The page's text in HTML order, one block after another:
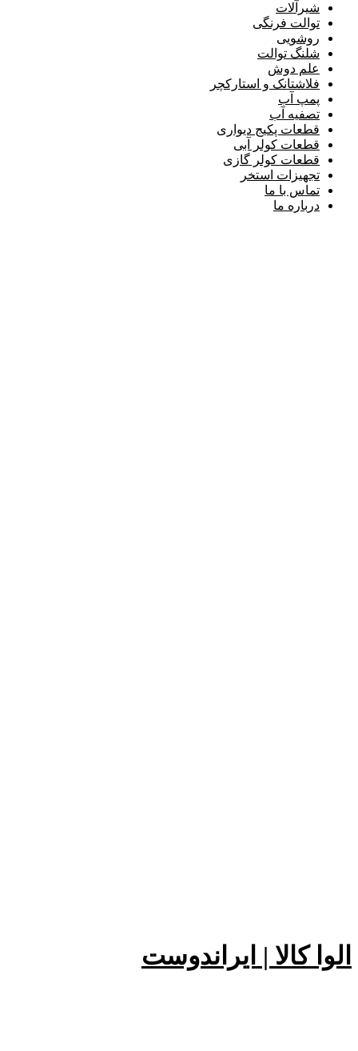
شیرآلات
توالت فرنگی
روشویی
شلنگ توالت
علم دوش
فلاشتانک و استارکچر
پمپ آب
تصفیه آب
قطعات پکیج دیواری
قطعات کولر آبی
قطعات کولر گازی
تجهیزات استخر
تماس با ما
درباره ما
الوا کالا | ایراندوست